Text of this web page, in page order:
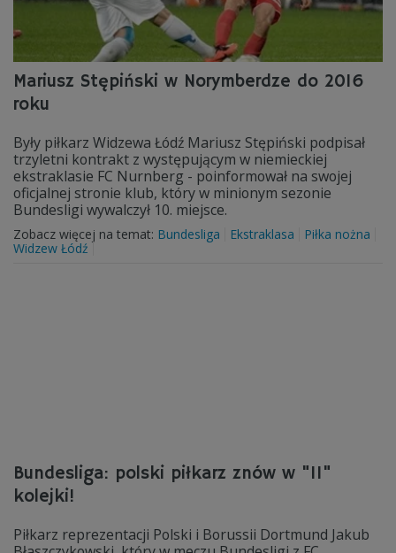
Mariusz Stępiński w Norymberdze do 2016
roku
Były piłkarz Widzewa Łódź Mariusz Stępiński podpisał
trzyletni kontrakt z występującym w niemieckiej
ekstraklasie FC Nurnberg - poinformował na swojej
oficjalnej stronie klub, który w minionym sezonie
Bundesligi wywalczył 10. miejsce.
Zobacz więcej na temat: Bundesliga Ekstraklasa
Piłka nożna
Widzew Łódź
Bundesliga: polski piłkarz znów w "11"
kolejki!
Piłkarz reprezentacji Polski i Borussii Dortmund Jakub